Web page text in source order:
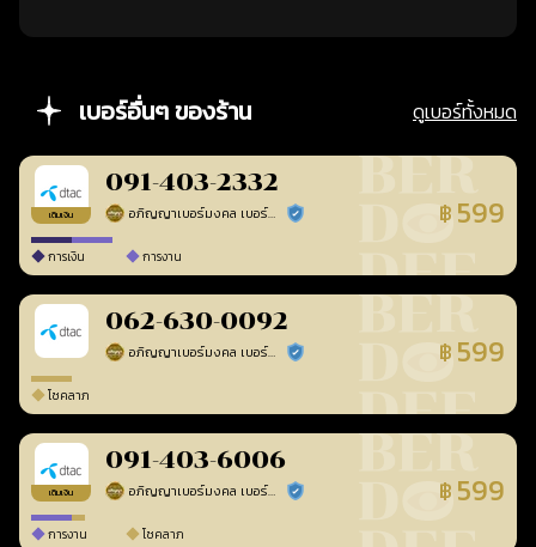
เบอร์อื่นๆ ของร้าน ดูเบอร์ทั้งหมด
เติมเงิน
091-403-2332
อภิญญาเบอร์มงคล เบอร์สวยเลขศาสตร์ ร้านยืนยันแล้ว ฿ 599
การเงิน การงาน
062-630-0092
อภิญญาเบอร์มงคล เบอร์สวยเลขศาสตร์ ร้านยืนยันแล้ว ฿ 599
โชคลาภ
เติมเงิน
091-403-6006
อภิญญาเบอร์มงคล เบอร์สวยเลขศาสตร์ ร้านยืนยันแล้ว ฿ 599
การงาน โชคลาภ